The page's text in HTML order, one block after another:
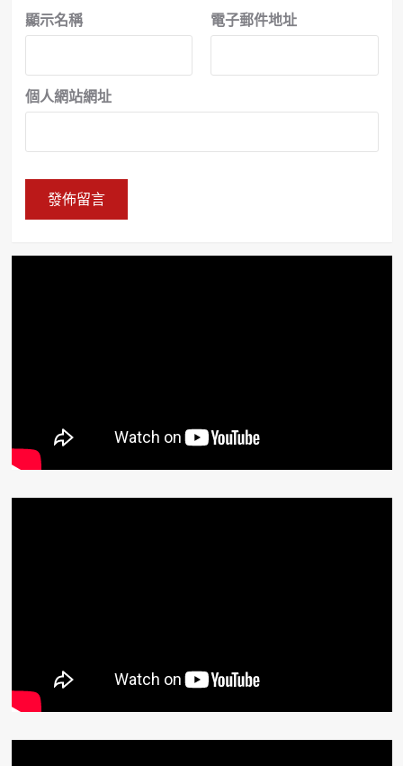
顯示名稱 電子郵件地址
個人網站網址